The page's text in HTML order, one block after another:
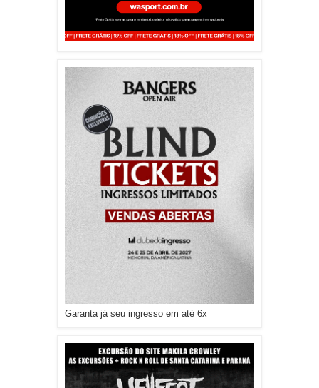
Garanta já seu ingresso em até 6x